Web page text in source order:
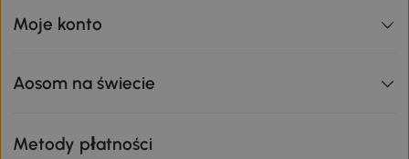
Moje konto
Aosom na świecie
Metody płatności